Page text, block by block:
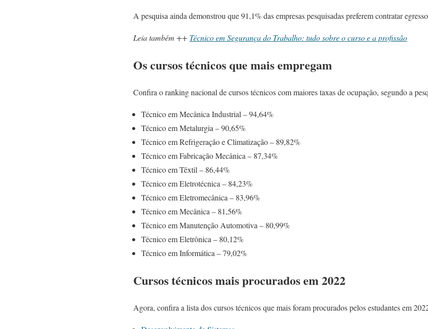
A pesquisa ainda demonstrou que 91,1% das empresas pesquisadas preferem contratar
Leia também ++ Técnico em Segurança do Trabalho: tudo sobre o curso e a profissão
Os cursos técnicos que mais empregam
Confira o ranking nacional de cursos técnicos com maiores taxas de ocupação, segundo a
Técnico em Mecânica Industrial – 94,64%
Técnico em Metalurgia – 90,65%
Técnico em Refrigeração e Climatização – 89,82%
Técnico em Fabricação Mecânica – 87,34%
Técnico em Têxtil – 86,44%
Técnico em Eletrotécnica – 84,23%
Técnico em Eletromecânica – 83,96%
Técnico em Mecânica – 81,56%
Técnico em Manutenção Automotiva – 80,99%
Técnico em Eletrônica – 80,12%
Técnico em Informática – 79,02%
Cursos técnicos mais procurados em 2022
Agora, confira a lista dos cursos técnicos que mais foram procurados pelos estudantes em